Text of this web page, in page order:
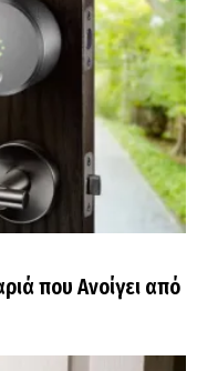
που Ανοίγει από